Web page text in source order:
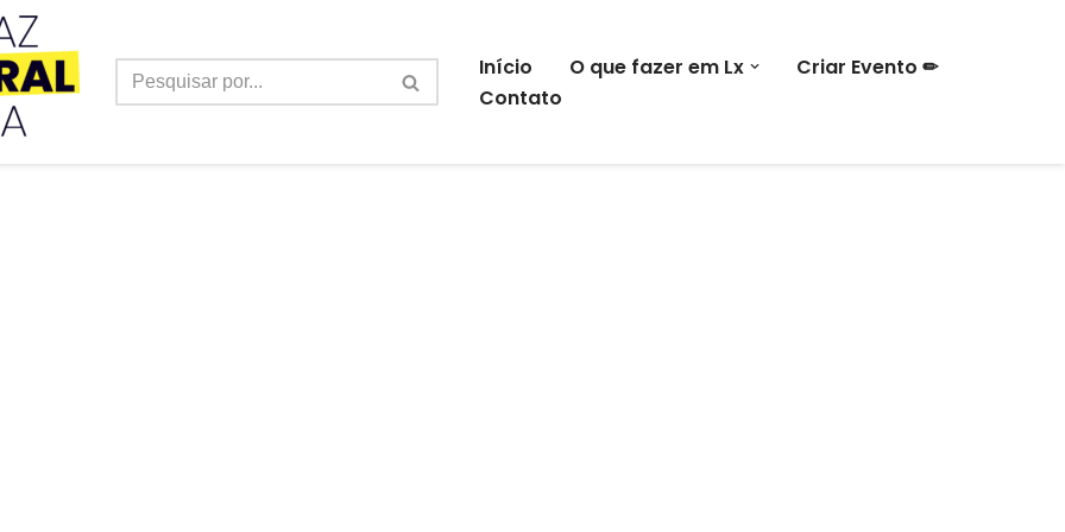
Início O que fazer em Lx
Criar Evento ✏
Contato